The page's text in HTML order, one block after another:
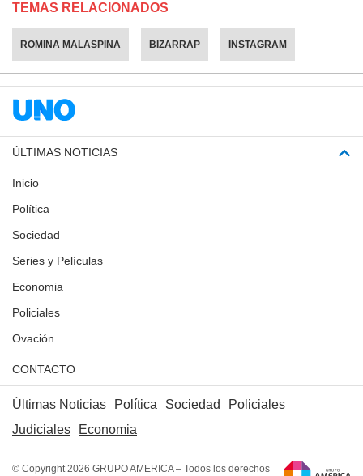
TEMAS RELACIONADOS
ROMINA MALASPINA BIZARRAP INSTAGRAM
ÚLTIMAS NOTICIAS
Inicio
Política
Sociedad
Series y Películas
Economia
Policiales
Ovación
CONTACTO
Últimas Noticias Política Sociedad
Policiales
Judiciales
Economia
© Copyright 2026 GRUPO AMERICA – Todos los derechos